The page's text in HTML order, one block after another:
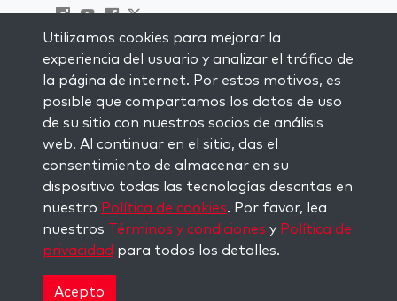
Visit kabbalah master classes
MANTENTE AL CORRIENTE
Subscríbete a nuestra lista de
correspondencia y recibe inspiración
semanal directamente en tu bandeja de
entrada.
Subscríbete
reserved.
Utilizamos cookies para mejorar la
experiencia del usuario y analizar el tráfico de
la página de internet. Por estos motivos, es
posible que compartamos los datos de uso
de su sitio con nuestros socios de análisis
web. Al continuar en el sitio, das el
consentimiento de almacenar en su
dispositivo todas las tecnologías descritas en
nuestro Política de cookies. Por favor, lea
nuestros Términos y condiciones y Política de
privacidad para todos los detalles.
Acepto